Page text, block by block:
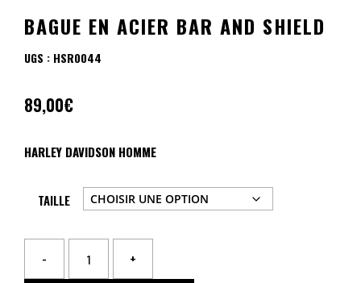
BAGUE EN ACIER BAR AND SHIELD
UGS : HSR0044
89,00€
HARLEY DAVIDSON HOMME
TAILLE
- +